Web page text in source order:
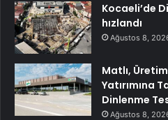
Kocaeli’de
hızlandı
Ağustos 8,
Matlı,
Yatırımına
Dinlenme
Ağustos 8,